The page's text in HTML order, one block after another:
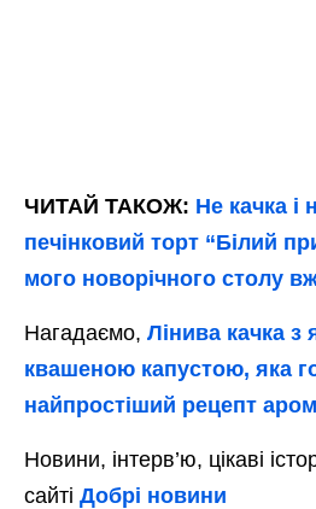
ЧИТАЙ ТАКОЖ: Не качка і
печінковий торт “Білий
мого новорічного столу
Нагадаємо, Лінива качка з
квашеною капустою, яка
найпростіший рецепт
Новини, інтерв’ю, цікаві
сайті Добрі новини